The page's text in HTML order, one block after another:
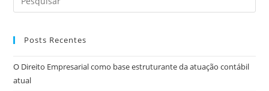
Posts Recentes
O Direito Empresarial como base estruturante da atuação contábil
atual